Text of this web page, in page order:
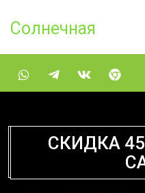
Солнечная
СКИДКА